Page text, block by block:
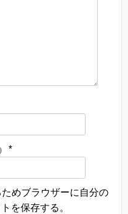
*
めブラウザーに自分の
を保存する。